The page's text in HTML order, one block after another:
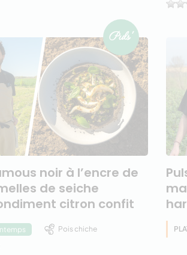
noir à l’encre de
de seiche
citron confit
Pois chiche